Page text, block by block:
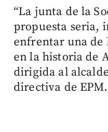
“La junta de la
propuesta seria,
enfrentar una de
en la historia de
dirigida al
directiva de EPM.